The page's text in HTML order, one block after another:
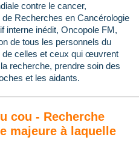
contre le cancer,
Recherches en Cancérologie
interne inédit, Oncopole FM,
de tous les personnels du
de celles et ceux qui œuvrent
recherche, prendre soin des
et les aidants.
cou - Recherche
majeure à laquelle